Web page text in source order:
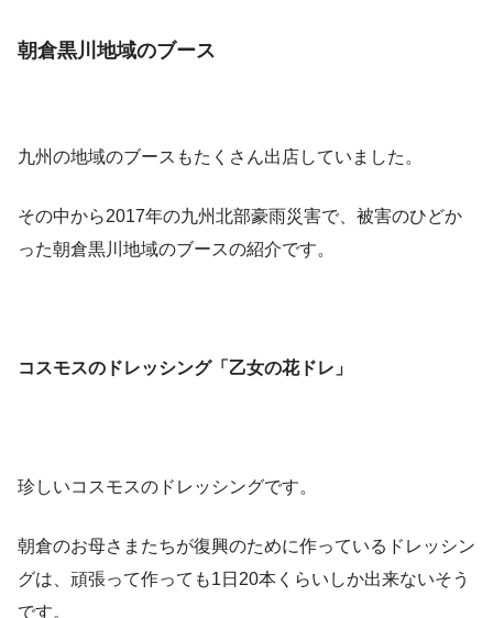
朝倉黒川地域のブース
九州の地域のブースもたくさん出店していました。
その中から2017年の九州北部豪雨災害で、被害のひどか
った朝倉黒川地域のブースの紹介です。
コスモスのドレッシング「乙女の花ドレ」
珍しいコスモスのドレッシングです。
朝倉のお母さまたちが復興のために作っているドレッシン
グは、頑張って作っても1日20本くらいしか出来ないそう
です。